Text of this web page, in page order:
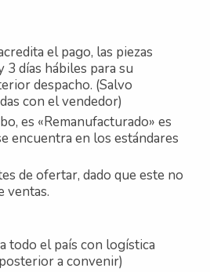
el pago, las piezas
días hábiles para su
despacho. (Salvo
con el vendedor)
es «Remanufacturado» es
encuentra en los estándares
de ofertar, dado que este no
ventas.
todo el país con logística
a convenir)